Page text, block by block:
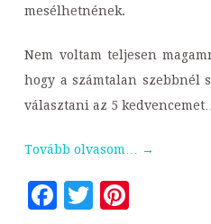
mesélhetnének.
Nem voltam teljesen
hogy a számtalan szebbnél
választani az 5 kedvencemet…
Tovább olvasom… →
Facebook
Twitter